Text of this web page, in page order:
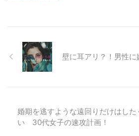
壁に耳アリ？！男性
婚期を逃すような遠回りだけはした
い 30代女子の速攻計画！